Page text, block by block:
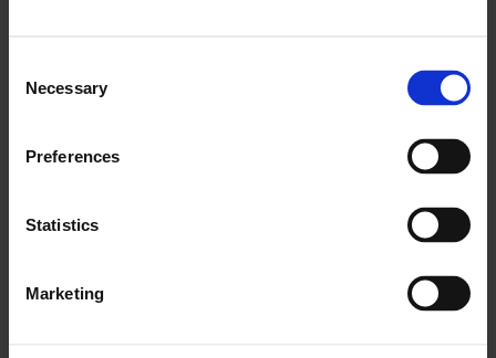
Selection
Necessary
Preferences
Statistics
Marketing
informazioni di base che non rispecchiano il livello di
Con i campi personalizzati di Frontu puoi costruire